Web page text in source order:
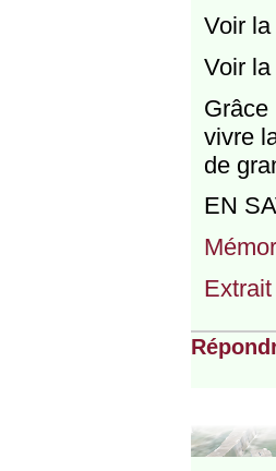
Voir la
Voir
vivre
de
EN